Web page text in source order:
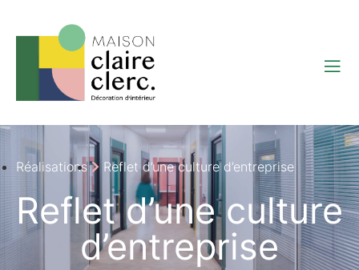
Réalisations Reflet d’une culture d’entreprise
Reflet d’une culture
d’entreprise